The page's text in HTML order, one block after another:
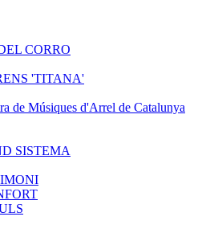
CORRO
'TITANA'
de Músiques d'Arrel de Catalunya
SISTEMA